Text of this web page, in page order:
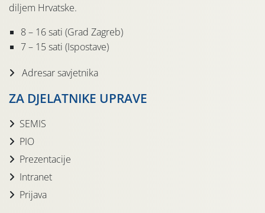
diljem Hrvatske.
8 – 16 sati (Grad Zagreb)
7 – 15 sati (Ispostave)
Adresar savjetnika
ZA DJELATNIKE UPRAVE
SEMIS
PIO
Prezentacije
Intranet
Prijava